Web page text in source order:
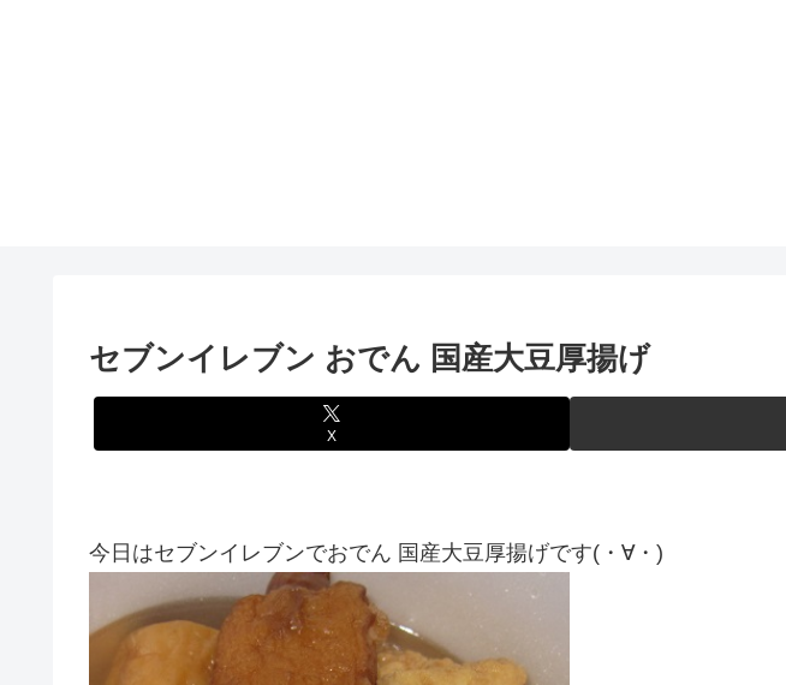
セブンイレブン おでん 国産大豆厚揚げ
X
今日はセブンイレブンでおでん 国産大豆厚揚げです(・∀・)